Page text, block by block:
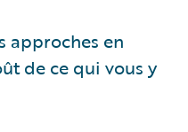
approches en
de ce qui vous y